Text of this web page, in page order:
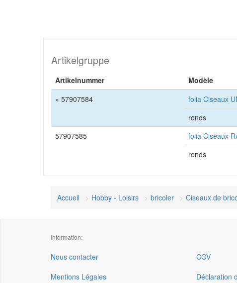
Artikelgruppe
Artikelnummer Modèle
» 57907584
folia Ciseaux
ronds
57907585
folia Ciseaux
ronds
Accueil Hobby - Loisirs bricoler Ciseaux de
Information:
Nous contacter
Mentions Légales
CGV
Déclaration